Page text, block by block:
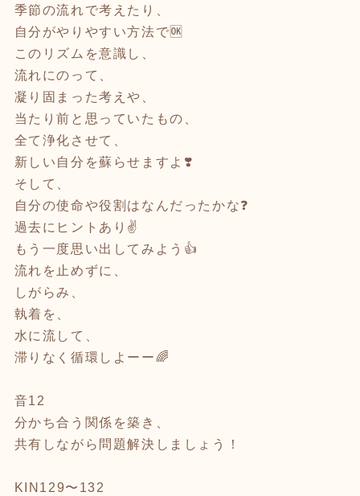
季節の流れで考えたり、
自分がやりやすい方法で🆗
このリズムを意識し、
流れにのって、
凝り固まった考えや、
当たり前と思っていたもの、
全て浄化させて、
新しい自分を蘇らせますよ❣️
そして、
自分の使命や役割はなんだったかな❓
過去にヒントあり✌️
もう一度思い出してみよう👍
流れを止めずに、
しがらみ、
執着を、
水に流して、
滞りなく循環しよーー🌈
音12
分かち合う関係を築き、
共有しながら問題解決しましょう！
KIN129〜132